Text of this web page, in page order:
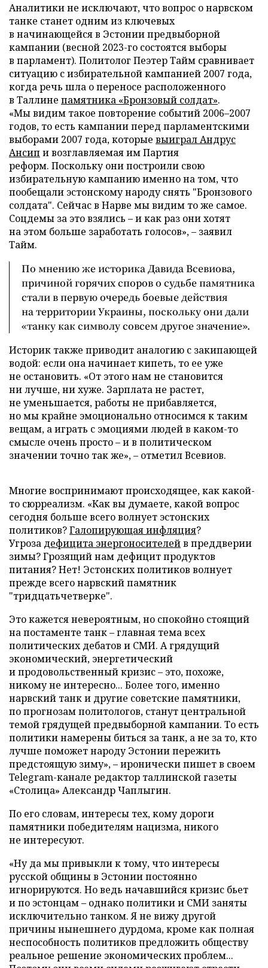
Аналитики не исключают, что вопрос о нарвском
танке станет одним из ключевых
в начинающейся в Эстонии предвыборной
кампании (весной 2023-го состоятся выборы
в парламент). Политолог Пеэтер Тайм сравнивает
ситуацию с избирательной кампанией 2007 года,
когда речь шла о переносе расположенного
в Таллине памятника «Бронзовый солдат».
«Мы видим такое повторение событий 2006–2007
годов, то есть кампании перед парламентскими
выборами 2007 года, которые выигралАндрус
Ансип и возглавляемая им Партия
реформ. Поскольку они построили свою
избирательную кампанию именно на том, что
пообещали эстонскому народу снять "Бронзового
солдата". Сейчас в Нарве мы видим то же самое.
Соцдемы за это взялись – и как раз они хотят
на этом больше заработать голосов», – заявил
Тайм.
По мнению же историка Давида Всевиова,
причиной горячих споров о судьбе памятника
стали в первую очередь боевые действия
на территории Украины, поскольку они дали
«танку как символу совсем другое значение».
Историк также приводит аналогию с закипающей
водой: если она начинает кипеть, то ее уже
не остановить. «От этого нам не становится
ни лучше, ни хуже. Зарплата не растет,
не уменьшается, работы не прибавляется,
но мы крайне эмоционально относимся к таким
вещам, а играть с эмоциями людей в каком-то
смысле очень просто – и в политическом
значении точно так же», – отметил Всевиов.
Многие воспринимают происходящее, как какой-
то сюрреализм. «Как вы думаете, какой вопрос
сегодня больше всего волнует эстонских
политиков?Галопирующая инфляция?
Угроза дефицита энергоносителейв преддверии
зимы? Грозящий нам дефицит продуктов
питания? Нет! Эстонских политиков волнует
прежде всего нарвский памятник
"тридцатьчетверке".
Это кажется невероятным, но спокойно стоящий
на постаменте танк – главная тема всех
политических дебатов и СМИ. А грядущий
экономический, энергетический
и продовольственный кризис – это, похоже,
никому не интересно... Более того, именно
нарвский танк и другие советские памятники,
по прогнозам политологов, станут центральной
темой грядущей предвыборной кампании. То есть
политики намерены биться за танк, а не за то, кто
лучше поможет народу Эстонии пережить
предстоящую зиму», – иронически пишет в своем
Telegram-канале редактор таллинской газеты
«Столица» Александр Чаплыгин.
По его словам, интересы тех, кому дороги
памятники победителям нацизма, никого
не интересуют.
«Ну да мы привыкли к тому, что интересы
русской общины в Эстонии постоянно
игнорируются. Но ведь начавшийся кризис бьет
и по эстонцам – однако политики и СМИ заняты
исключительно танком. Я не вижу другой
причины нынешнего дурдома, кроме как полная
неспособность политиков предложить обществу
реальное решение экономических проблем...